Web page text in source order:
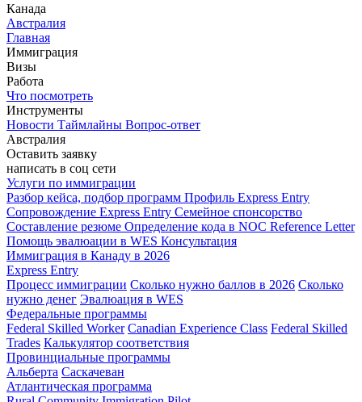
Канада
Австралия
Главная
Иммиграция
Визы
Работа
Что посмотреть
Инструменты
Новости Таймлайны Вопрос-ответ
Австралия
Оставить заявку
написать в соц сети
Услуги по иммиграции
Разбор кейса, подбор программ Профиль Express Entry
Сопровождение Express Entry Семейное спонсорство
Составление резюме Определение кода в NOC Reference Letter
Помощь эвалюации в WES Консультация
Иммиграция в Канаду в 2026
Express Entry
Процесс иммиграции Сколько нужно баллов в 2026 Сколько
нужно денег Эвалюация в WES
Федеральные программы
Federal Skilled Worker Canadian Experience Class Federal Skilled
Trades Калькулятор соответствия
Провинциальные программы
Альберта Саскачеван
Атлантическая программа